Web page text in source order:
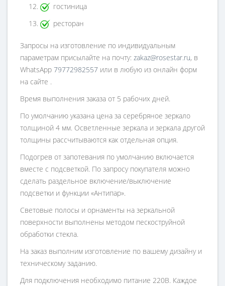
гостиница
ресторан
Запросы на изготовление по индивидуальным
параметрам присылайте на почту: zakaz@rosestar.ru, в
WhatsApp 79772982557 или в любую из онлайн форм
на сайте .
Время выполнения заказа от 5 рабочих дней.
По умолчанию указана цена за серебряное зеркало
толщиной 4 мм. Осветленные зеркала и зеркала другой
толщины рассчитываются как отдельная опция.
Подогрев от запотевания по умолчанию включается
вместе с подсветкой. По запросу покупателя можно
сделать раздельное включение/выключение
подсветки и функции «Антипар».
Световые полосы и орнаменты на зеркальной
поверхности выполнены методом пескоструйной
обработки стекла.
На заказ выполним изготовление по вашему дизайну и
техническому заданию.
Для подключения необходимо питание 220В. Каждое